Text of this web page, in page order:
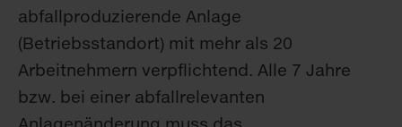
abfallproduzierende Anlage
(Betriebsstandort) mit mehr als 20
Arbeitnehmern verpflichtend. Alle 7 Jahre
bzw. bei einer abfallrelevanten